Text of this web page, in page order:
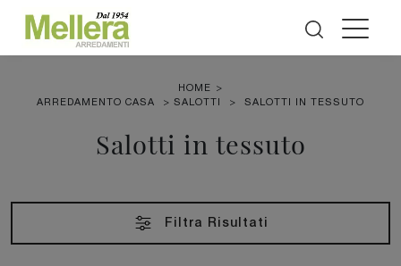
HOME >
ARREDAMENTO CASA
> SALOTTI > SALOTTI IN TESSUTO
Salotti in tessuto
Filtra Risultati